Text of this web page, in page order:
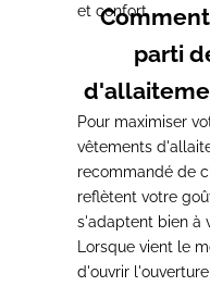
et confort.
parti
Pour maximiser
vêtements
recommandé de
reflètent votre
s'adaptent bien à
Lorsque vient le
d'ouvrir